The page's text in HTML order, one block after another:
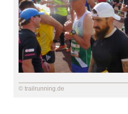
© trailrunning.de